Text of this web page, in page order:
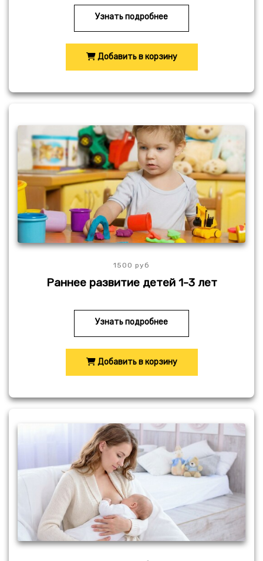
Узнать подробнее
Добавить в корзину
1500 руб
Раннее развитие детей 1-3 лет
Узнать подробнее
Добавить в корзину